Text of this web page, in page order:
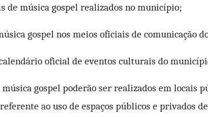
de música gospel realizados no município;
gospel nos meios oficiais de comunicação
oficial de eventos culturais do
gospel poderão ser realizados em locais
ao uso de espaços públicos e privados